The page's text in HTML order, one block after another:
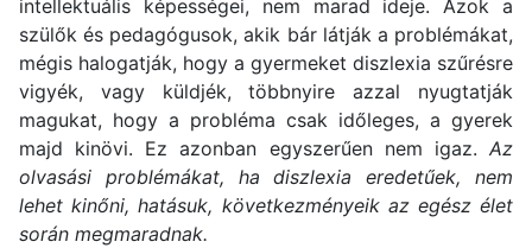
intellektuális képességei, nem marad ideje. Azok a
szülők és pedagógusok, akik bár látják a problémákat,
mégis halogatják, hogy a gyermeket diszlexia szűrésre
vigyék, vagy küldjék, többnyire azzal nyugtatják
magukat, hogy a probléma csak időleges, a gyerek
majd kinövi. Ez azonban egyszerűen nem igaz. Az
olvasási problémákat, ha diszlexia eredetűek, nem
lehet kinőni, hatásuk, következményeik az egész élet
során megmaradnak.